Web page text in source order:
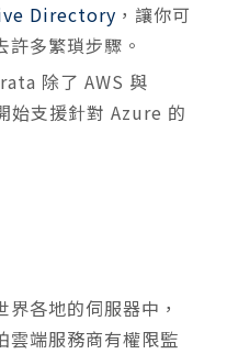
Directory ，讓你可
多繁瑣步驟。
除了 AWS 與
始支援針對 Azure 的
各地的伺服器中，
雲端服務商有權限監